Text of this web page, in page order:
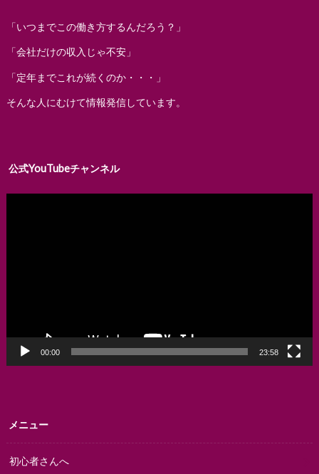
「いつまでこの働き方するんだろう？」
「会社だけの収入じゃ不安」
「定年までこれが続くのか・・・」
そんな人にむけて情報発信しています。
公式YouTubeチャンネル
00:00 23:58
メニュー
初心者さんへ